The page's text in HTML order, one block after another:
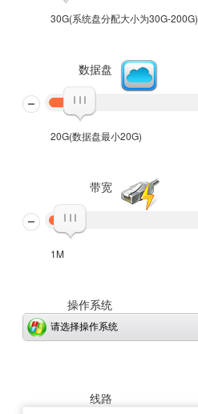
30G(系统盘分配大小为30G-200G)
数据盘
20G(数据盘最小20G)
带宽
1M
操作系统
请选择操作系统
线路